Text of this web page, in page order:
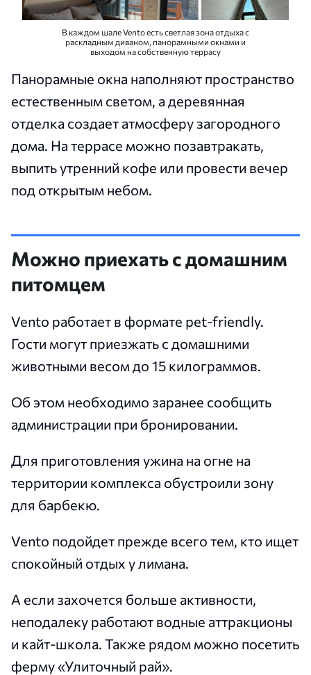
В каждом шале Vento есть светлая зона отдыха с
раскладным диваном, панорамными окнами и
выходом на собственную террасу
Панорамные окна наполняют пространство
естественным светом, а деревянная
отделка создает атмосферу загородного
дома. На террасе можно позавтракать,
выпить утренний кофе или провести вечер
под открытым небом.
Можно приехать с домашним
питомцем
Vento работает в формате pet-friendly.
Гости могут приезжать с домашними
животными весом до 15 килограммов.
Об этом необходимо заранее сообщить
администрации при бронировании.
Для приготовления ужина на огне на
территории комплекса обустроили зону
для барбекю.
Vento подойдет прежде всего тем, кто ищет
спокойный отдых у лимана.
А если захочется больше активности,
неподалеку работают водные аттракционы
и кайт-школа. Также рядом можно посетить
ферму «Улиточный рай».